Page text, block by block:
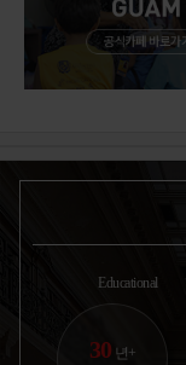
Educational
30 년+